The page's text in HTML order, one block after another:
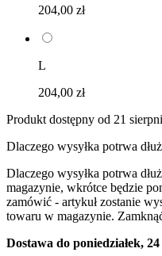
204,00 zł
L
204,00 zł
Produkt dostępny od 21
Dlaczego wysyłka potrwa
Dlaczego wysyłka potrwa
magazynie, wkrótce będzie
zamówić - artykuł zostanie
towaru w magazynie.
Dostawa do poniedziałek,